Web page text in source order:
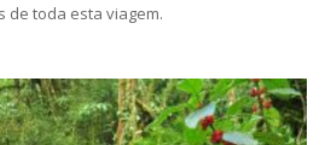
de toda esta viagem.